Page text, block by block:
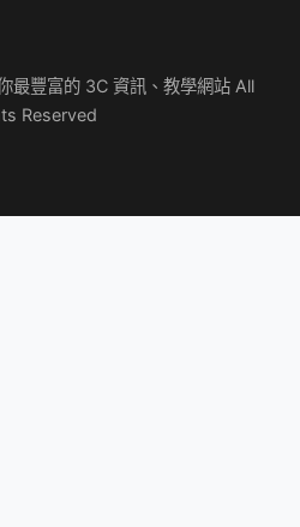
豐富的 3C 資訊、教學網站 All
Reserved